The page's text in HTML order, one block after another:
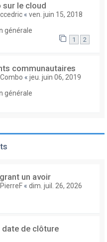
sur le cloud
ccedric « ven. juin 15, 2018
générale
1 2
communautaires
Combo « jeu. juin 06, 2019
générale
un avoir
PierreF « dim. juil. 26, 2026
de clôture